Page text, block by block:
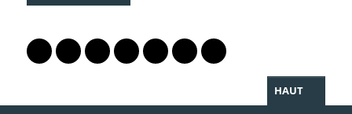
Lien vers le profil Mastodon
Lien vers le profil Bluesky
Lien vers le profil Instagram
Lien vers le profil Linkedin
Lien vers le profil Facebook
Lien vers le profil Twitter
Partager par WhatsApp
HAUT